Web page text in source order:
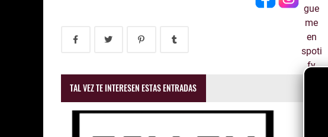
TAL VEZ TE INTERESEN ESTAS ENTRADAS